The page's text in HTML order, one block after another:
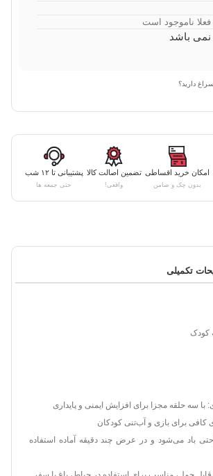
ناموجود است
نمی باشد
دارید؟
امکان خرید اقساطی
بدون چک و ضامن
تضمین اصالت کالا
واقعی!
پشتیبانی تا ۱۲ شب
حتی جمعه ها
تکمیلی
کودک
سه حلقه مجزا برای افزایش ایمنی و پایداری
کافی برای بازی و آب‌تنی کودکان
باد می‌شود و در عرض چند دقیقه آماده استفاده